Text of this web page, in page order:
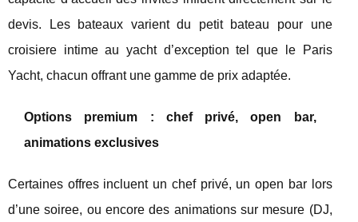
devis. Les bateaux varient du petit bateau pour une
croisiere intime au yacht d’exception tel que le Paris
Yacht, chacun offrant une gamme de prix adaptée.
Options premium : chef privé, open bar,
animations exclusives
Certaines offres incluent un chef privé, un open bar lors
d’une soiree, ou encore des animations sur mesure (DJ,